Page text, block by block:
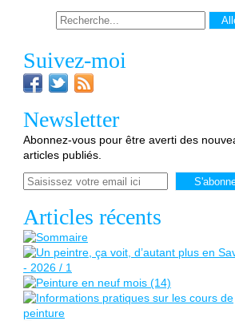
Suivez-moi
Newsletter
Abonnez-vous pour être averti des
articles publiés.
Email
Articles récents